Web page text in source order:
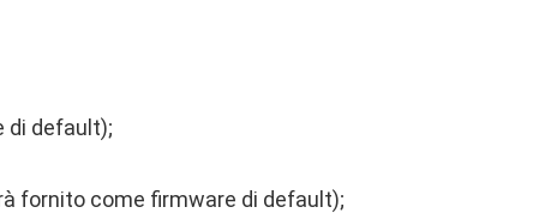
di default);
fornito come firmware di default);